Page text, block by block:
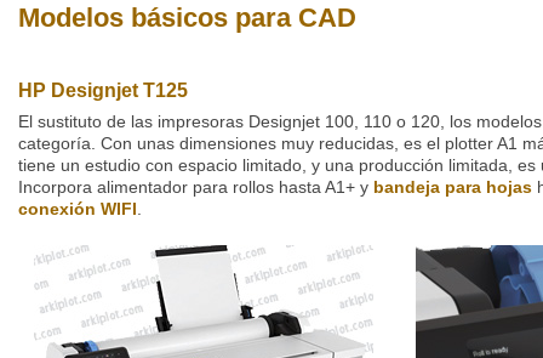
Modelos básicos para CAD
HP Designjet T125
El sustituto de las impresoras Designjet 100, 110 o 120, los
categoría. Con unas dimensiones muy reducidas, es el plotter A1
tiene un estudio con espacio limitado, y una producción limitada,
Incorpora alimentador para rollos hasta A1+ y bandeja para hojas
conexión WIFI